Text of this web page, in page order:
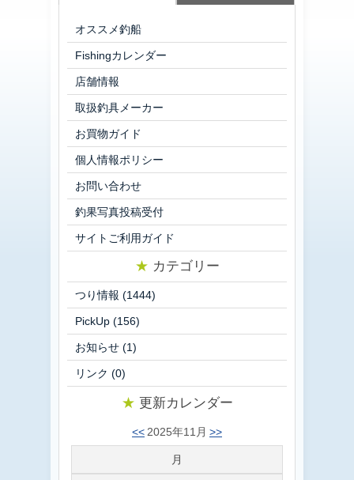
オススメ釣船
Fishingカレンダー
店舗情報
取扱釣具メーカー
お買物ガイド
個人情報ポリシー
お問い合わせ
釣果写真投稿受付
サイトご利用ガイド
★ カテゴリー
つり情報 (1444)
PickUp (156)
お知らせ (1)
リンク (0)
★ 更新カレンダー
<< 2025年11月 >>
月